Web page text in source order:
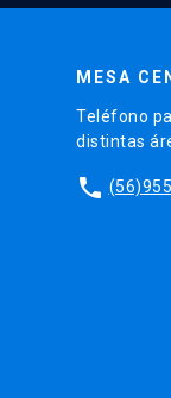
MESA
Teléfono
distintas
phone